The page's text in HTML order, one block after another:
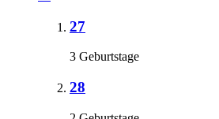
27
3 Geburtstage
28